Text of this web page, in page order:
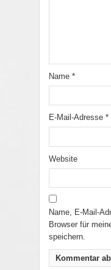
Name *
E-Mail-Adresse *
Website
Name, E-Mail-
Browser für
speichern.